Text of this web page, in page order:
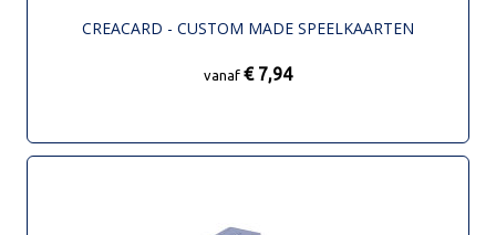
CREACARD - CUSTOM MADE SPEELKAARTEN
vanaf € 7,94